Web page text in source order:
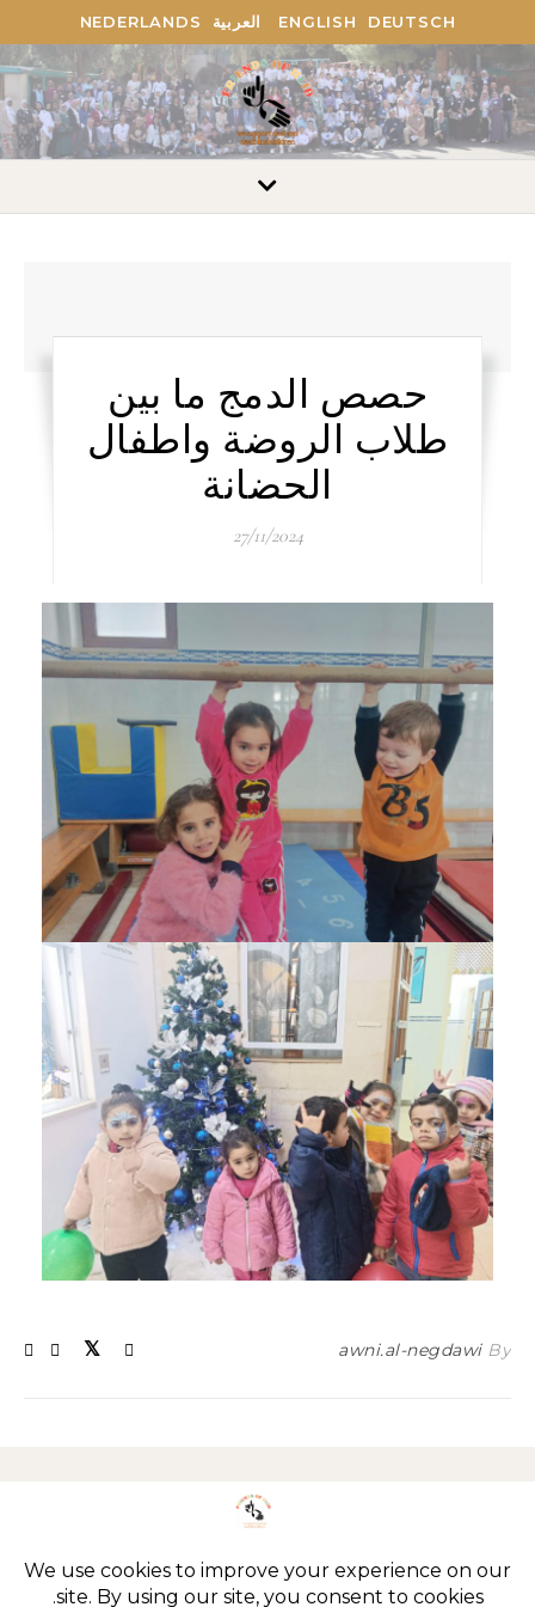
DEUTSCH
ENGLISH العربية NEDERLANDS
حصص الدمج ما بين
طلاب الروضة واطفال
الحضانة
27/11/2024
By
awni.al-negdawi
Privacy policy